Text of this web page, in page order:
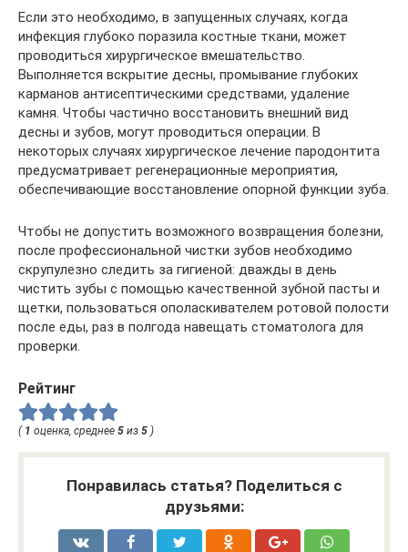
Если это необходимо, в запущенных случаях, когда
инфекция глубоко поразила костные ткани, может
проводиться хирургическое вмешательство.
Выполняется вскрытие десны, промывание глубоких
карманов антисептическими средствами, удаление
камня. Чтобы частично восстановить внешний вид
десны и зубов, могут проводиться операции. В
некоторых случаях хирургическое лечение пародонтита
предусматривает регенерационные мероприятия,
обеспечивающие восстановление опорной функции зуба.
Чтобы не допустить возможного возвращения болезни,
после профессиональной чистки зубов необходимо
скрупулезно следить за гигиеной: дважды в день
чистить зубы с помощью качественной зубной пасты и
щетки, пользоваться ополаскивателем ротовой полости
после еды, раз в полгода навещать стоматолога для
проверки.
Рейтинг
( 1 оценка, среднее 5 из 5 )
Понравилась статья? Поделиться с
друзьями: